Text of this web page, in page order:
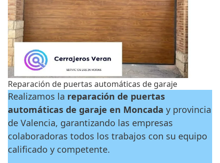
Reparación de puertas automáticas de garaje
Realizamos la reparación de puertas
automáticas de garaje en Moncada y provincia
de Valencia, garantizando las empresas
colaboradoras todos los trabajos con su equipo
calificado y competente.